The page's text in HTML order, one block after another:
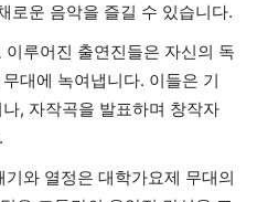
로운 음악을 즐길 수 있습니다.
이루어진 출연진들은 자신의 독
대에 녹여냅니다. 이들은 기
, 자작곡을 발표하며 창작자
기와 열정은 대학가요제 무대의